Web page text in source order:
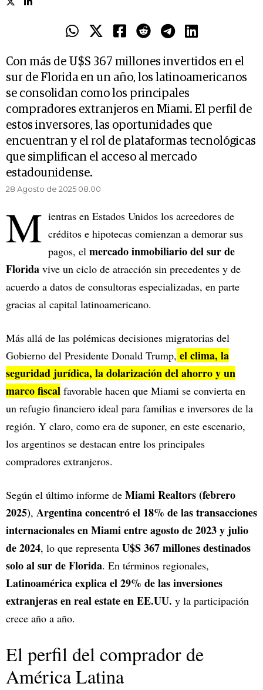
Con más de U$S 367 millones invertidos en el
sur de Florida en un año, los latinoamericanos
se consolidan como los principales
compradores extranjeros en Miami. El perfil de
estos inversores, las oportunidades que
encuentran y el rol de plataformas tecnológicas
que simplifican el acceso al mercado
estadounidense.
28 Agosto de 2025 08.00
M ientras en Estados Unidos los acreedores de
créditos e hipotecas comienzan a demorar sus
pagos, el mercado inmobiliario del sur de
Florida vive un ciclo de atracción sin precedentes y de
acuerdo a datos de consultoras especializadas, en parte
gracias al capital latinoamericano.
Más allá de las polémicas decisiones migratorias del
Gobierno del Presidente Donald Trump, el clima, la
seguridad jurídica, la dolarización del ahorro y un
marco fiscal favorable hacen que Miami se convierta en
un refugio financiero ideal para familias e inversores de la
región. Y claro, como era de suponer, en este escenario,
los argentinos se destacan entre los principales
compradores extranjeros.
Según el último informe de Miami Realtors (febrero
2025), Argentina concentró el 18% de las transacciones
internacionales en Miami entre agosto de 2023 y julio
de 2024, lo que representa U$S 367 millones destinados
solo al sur de Florida. En términos regionales,
Latinoamérica explica el 29% de las inversiones
extranjeras en real estate en EE.UU. y la participación
crece año a año.
El perfil del comprador de
América Latina